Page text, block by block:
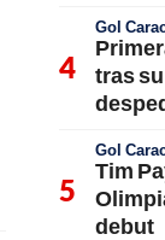
Gol
tras
Gol
Tim
debut